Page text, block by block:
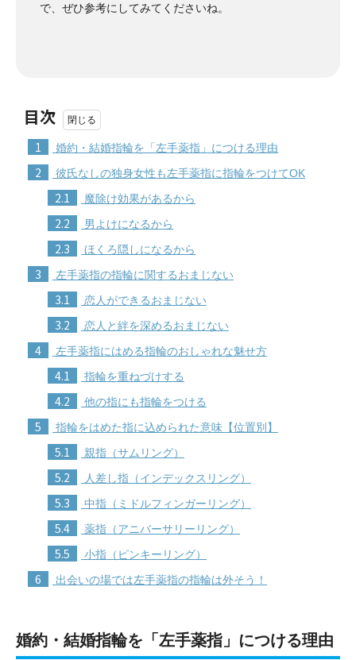
で、ぜひ参考にしてみてくださいね。
目次
1 婚約・結婚指輪を「左手薬指」につける理由
2 彼氏なしの独身女性も左手薬指に指輪をつけてOK
2.1 魔除け効果があるから
2.2 男よけになるから
2.3 ほくろ隠しになるから
3 左手薬指の指輪に関するおまじない
3.1 恋人ができるおまじない
3.2 恋人と絆を深めるおまじない
4 左手薬指にはめる指輪のおしゃれな魅せ方
4.1 指輪を重ねづけする
4.2 他の指にも指輪をつける
5 指輪をはめた指に込められた意味【位置別】
5.1 親指（サムリング）
5.2 人差し指（インデックスリング）
5.3 中指（ミドルフィンガーリング）
5.4 薬指（アニバーサリーリング）
5.5 小指（ピンキーリング）
6 出会いの場では左手薬指の指輪は外そう！
婚約・結婚指輪を「左手薬指」につける理由